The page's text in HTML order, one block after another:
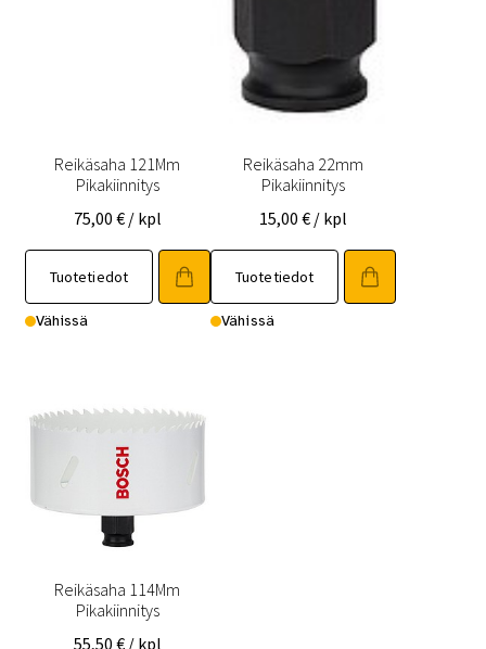
Reikäsaha 121Mm
Pikakiinnitys
75,00 € / kpl
Tuotetiedot
Vähissä
Reikäsaha 22mm
Pikakiinnitys
15,00€ / kpl
Tuotetiedot
Vähissä
Reikäsaha 114Mm
Pikakiinnitys
55,50 € / kpl